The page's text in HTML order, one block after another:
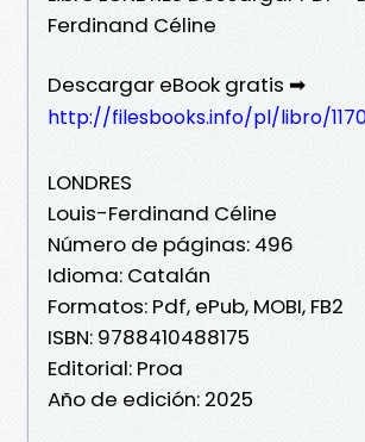
Ferdinand Céline
Descargar eBook gratis ➡
http://filesbooks.info/pl/libro/
LONDRES
Louis-Ferdinand Céline
Número de páginas: 496
Idioma: Catalán
Formatos: Pdf, ePub, MOBI, FB2
ISBN: 9788410488175
Editorial: Proa
Año de edición: 2025